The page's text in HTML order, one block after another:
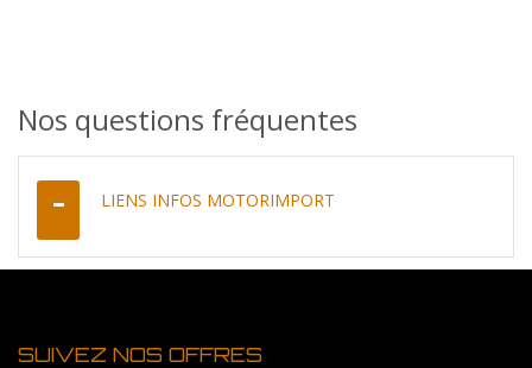
Nos questions fréquentes
LIENS INFOS MOTORIMPORT
SUIVEZ NOS OFFRES